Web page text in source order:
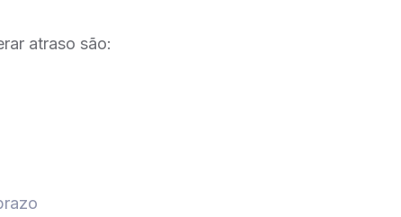
atraso são: